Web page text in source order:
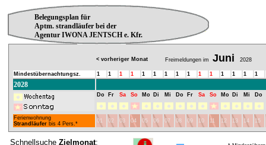
Belegungsplan für
Aptm. strandläufer bei der
Agentur IWONA JENTSCH e. Kfr.
< vorheriger Monat Freimeldungen im Juni 2028
Mindestübernachtungsz. 1 1 1 1 1 1 1 1 1 1 1 1 1 1 1
2028
Do Fr Sa So Mo Di Mi Do Fr Sa So Mo Di Mi Do
Ferienwohnung
Strandläufer bis 4 Pers.* 01 02 03 04 05 06 07 08 09 10 11 12 13 14 15
Schnellsuche Zielmonat: